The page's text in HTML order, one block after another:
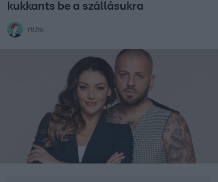
kukkants be a szállásukra
rtl.hu